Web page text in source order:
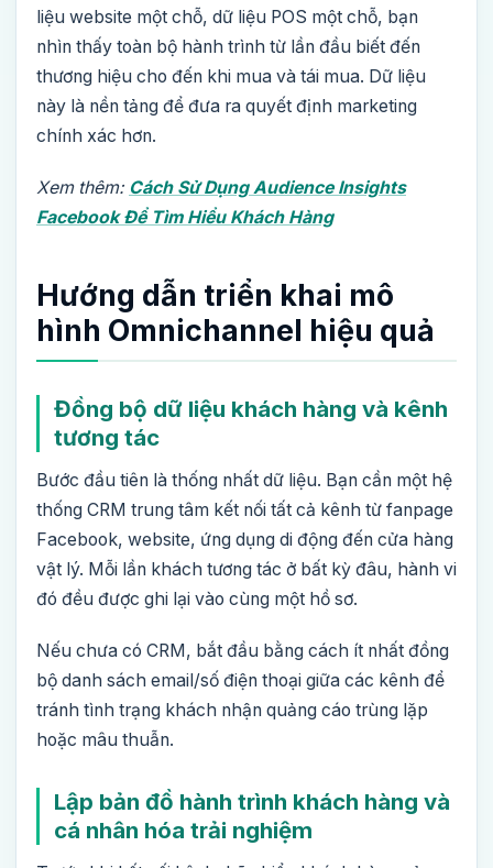
liệu website một chỗ, dữ liệu POS một chỗ, bạn
nhìn thấy toàn bộ hành trình từ lần đầu biết đến
thương hiệu cho đến khi mua và tái mua. Dữ liệu
này là nền tảng để đưa ra quyết định marketing
chính xác hơn.
Xem thêm: Cách Sử Dụng Audience Insights
Facebook Để Tìm Hiểu Khách Hàng
Hướng dẫn triển khai mô
hình Omnichannel hiệu quả
Đồng bộ dữ liệu khách hàng và kênh
tương tác
Bước đầu tiên là thống nhất dữ liệu. Bạn cần một hệ
thống CRM trung tâm kết nối tất cả kênh từ fanpage
Facebook, website, ứng dụng di động đến cửa hàng
vật lý. Mỗi lần khách tương tác ở bất kỳ đâu, hành vi
đó đều được ghi lại vào cùng một hồ sơ.
Nếu chưa có CRM, bắt đầu bằng cách ít nhất đồng
bộ danh sách email/số điện thoại giữa các kênh để
tránh tình trạng khách nhận quảng cáo trùng lặp
hoặc mâu thuẫn.
Lập bản đồ hành trình khách hàng và
cá nhân hóa trải nghiệm